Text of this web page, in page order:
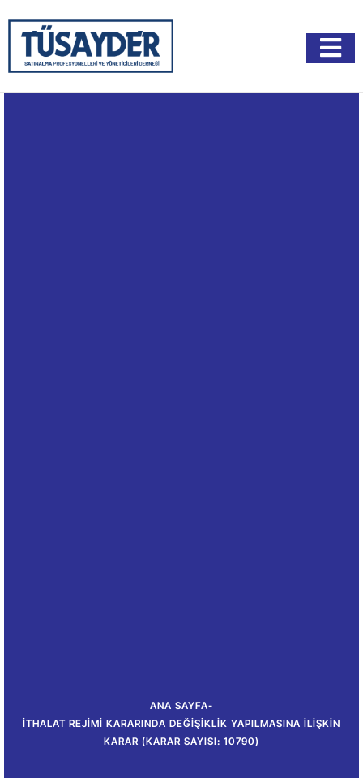
ANA SAYFA-
İTHALAT REJIMI KARARINDA DEĞIŞIKLIK YAPILMASINA İLIŞKIN
KARAR (KARAR SAYISI: 10790)